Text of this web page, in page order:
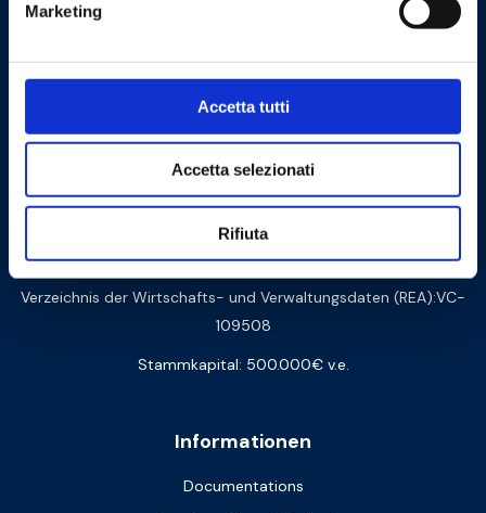
Marketing
Accetta tutti
Accetta selezionati
Rifiuta
28075 Grignasco (NO) - ITALY
Zertifizierte Post PEC:amministrazione@barberipec.it
Whistleblowing:whistleblowing@barberi.it
Informationen
Documentations
+39 0163 48284
Verzeichnis der Wirtschafts- und Verwaltungsdaten (REA):VC-
109508
Stammkapital: 500.000€ v.e.